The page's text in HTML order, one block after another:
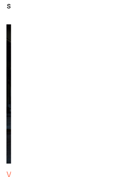
sajust kā daļu no lielāka
Valdis Celms. "Dzīvības ritmi".